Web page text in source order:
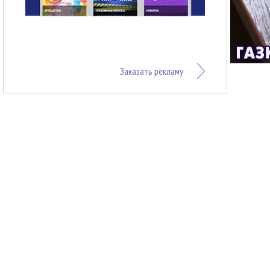
Заказать рекламу